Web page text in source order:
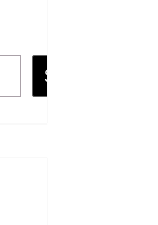
Suchen